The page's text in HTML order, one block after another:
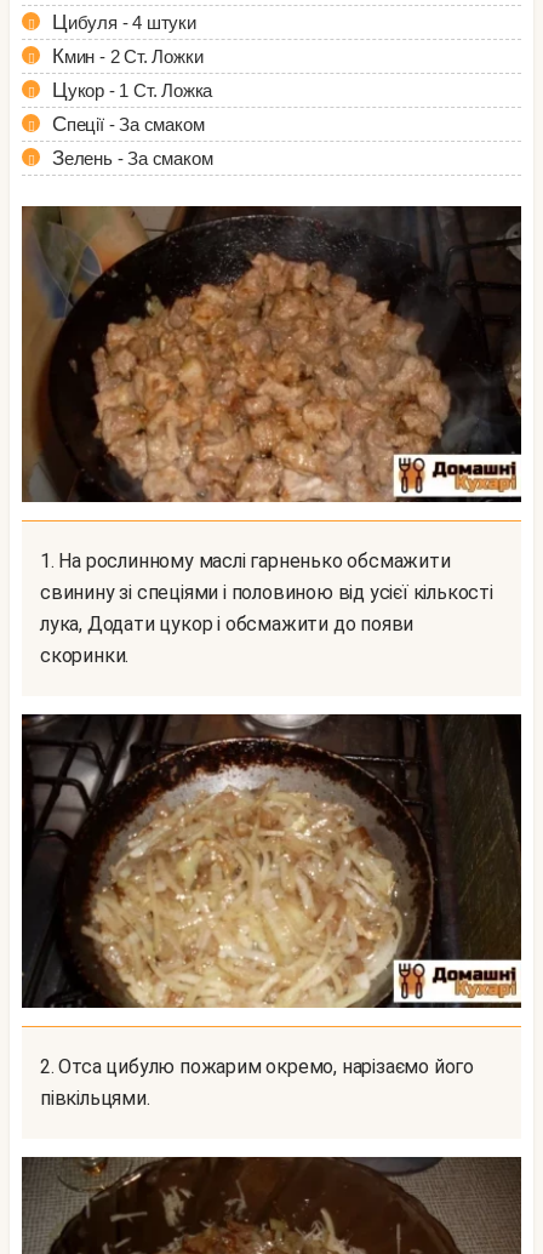
Цибуля - 4 штуки
Кмин - 2 Ст. Ложки
Цукор - 1 Ст. Ложка
Спеції - За смаком
Зелень - За смаком
1. На рослинному маслі гарненько обсмажити
свинину зі спеціями і половиною від усієї кількості
лука, Додати цукор і обсмажити до появи
скоринки.
2. Отса цибулю пожарим окремо, нарізаємо його
півкільцями.